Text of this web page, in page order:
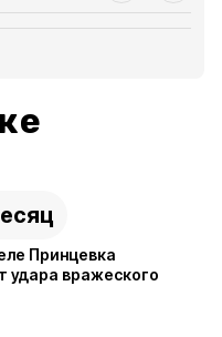
Принцевка
удара вражеского